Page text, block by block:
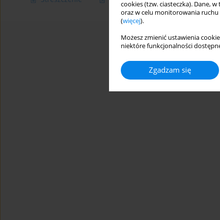
cookies (tzw. ciasteczka). Dane,
oraz w celu monitorowania ruchu
(więcej).
Możesz zmienić ustawienia
niektóre funkcjonalności
Zgadzam się